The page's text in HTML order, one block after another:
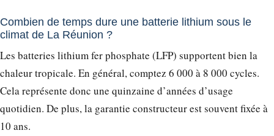
Combien de temps dure une batterie lithium sous le
climat de La Réunion ?
Les batteries lithium fer phosphate (LFP) supportent bien la
chaleur tropicale. En général, comptez 6 000 à 8 000 cycles.
Cela représente donc une quinzaine d’années d’usage
quotidien. De plus, la garantie constructeur est souvent fixée à
10 ans.